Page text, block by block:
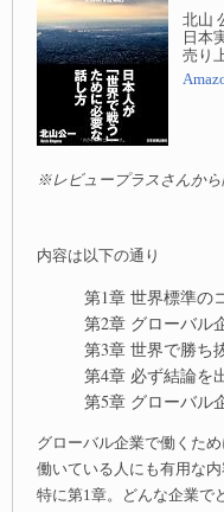
北山
日本
売り
※レビュープラスさんか
内容は以下の通り
第1章 世界標準の
第2章 グローバル
第3章 世界で勝ち
第4章 必ず結論を
第5章 グローバル
グローバル企業で働くた
働いている人にも有用な内
特に第1章。どんな企業で